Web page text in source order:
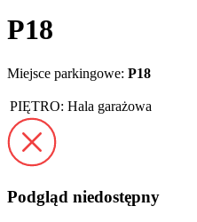
P18
Miejsce parkingowe: P18
PIĘTRO: Hala garażowa
Podgląd niedostępny